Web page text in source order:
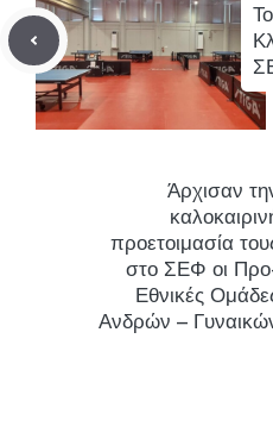
Άρχισαν
προετοιμασία
στο ΣΕΦ οι
Εθνικές
Ανδρών –